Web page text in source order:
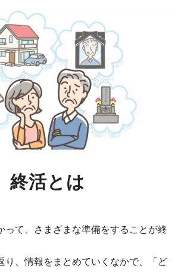
終活とは
って、さまざまな準備をすることが終
り、情報をまとめていくなかで、「ど